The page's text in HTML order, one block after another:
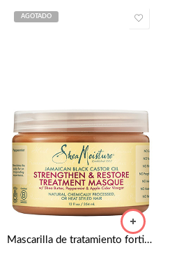
AGOTADO
Mascarilla de tratamiento fortificante de aceite de ricino negro jamaicano de Shea Moisture